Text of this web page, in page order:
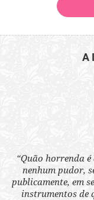
A
“Quão horrenda
nenhum pudor,
publicamente, em
instrumentos de